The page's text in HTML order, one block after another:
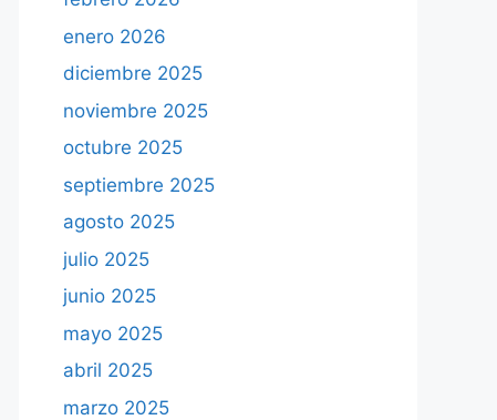
enero 2026
diciembre 2025
noviembre 2025
octubre 2025
septiembre 2025
agosto 2025
julio 2025
junio 2025
mayo 2025
abril 2025
marzo 2025